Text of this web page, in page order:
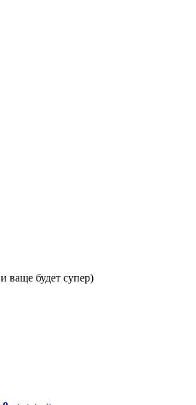
ваще будет супер)